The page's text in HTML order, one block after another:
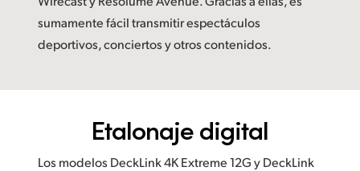
sumamente fácil transmitir espectáculos
deportivos, conciertos y otros contenidos.
Etalonaje digital
Los modelos DeckLink 4K Extreme 12G y DeckLink